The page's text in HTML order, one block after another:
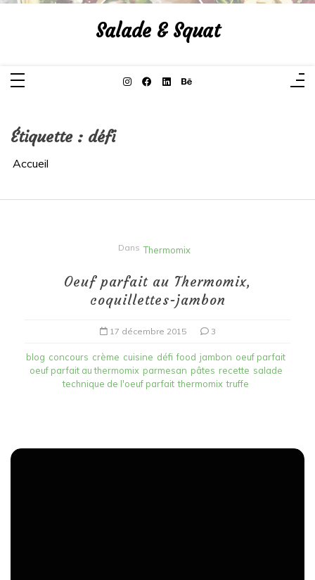
Aller
Salade & Squat
Étiquette : défi
Accueil
Dans Thermomix
Oeuf parfait au Thermomix,
coquillettes-jambon
17 décembre 2015 3
blog concours crème cuisine défi food jambon oeuf parfait
oeuf parfait au thermomix parmesan pâtes recette salade
technique de l'oeuf parfait thermomix truffe